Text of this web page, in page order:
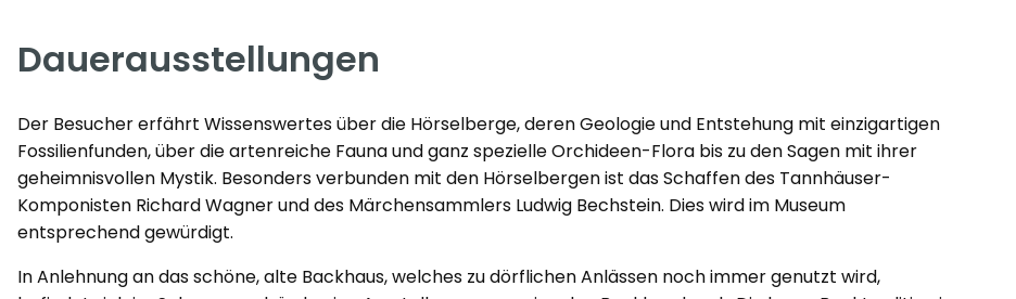
Dauerausstellungen
Der Besucher erfährt Wissenswertes über die Hörselberge, deren Geologie und Entstehung mit einzigartigen
Fossilienfunden, über die artenreiche Fauna und ganz spezielle Orchideen-Flora bis zu den Sagen mit ihrer
geheimnisvollen Mystik. Besonders verbunden mit den Hörselbergen ist das Schaffen des Tannhäuser-
Komponisten Richard Wagner und des Märchensammlers Ludwig Bechstein. Dies wird im Museum
entsprechend gewürdigt.
In Anlehnung an das schöne, alte Backhaus, welches zu dörflichen Anlässen noch immer genutzt wird,